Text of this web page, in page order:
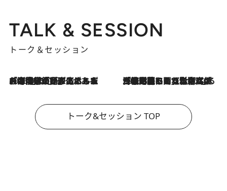
TALK & SESSION
トーク＆セッション
2026.8.3
「今後値上げがあるとすれば…」「リスクがあるのは今年の冬」エネルギー専門家が語る、ホルムズ海峡封鎖が家庭にもたらす“ある心配” 2026.8.3
「住宅建てられない…」「サーチャージ料の高値が続いている」ホルムズ海峡封鎖による影響はいつまで続く？《エネルギー専門家に聞く“どうなる日本の暮らし”》
トーク&セッション TOP